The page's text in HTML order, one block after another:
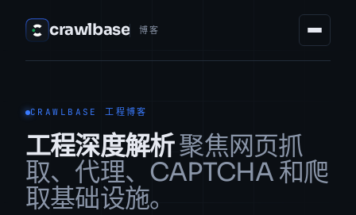
crawlbase 博客
CRAWLBASE 工程博客
工程深度解析聚焦网页抓
取、代理、CAPTCHA 和爬
取基础设施。